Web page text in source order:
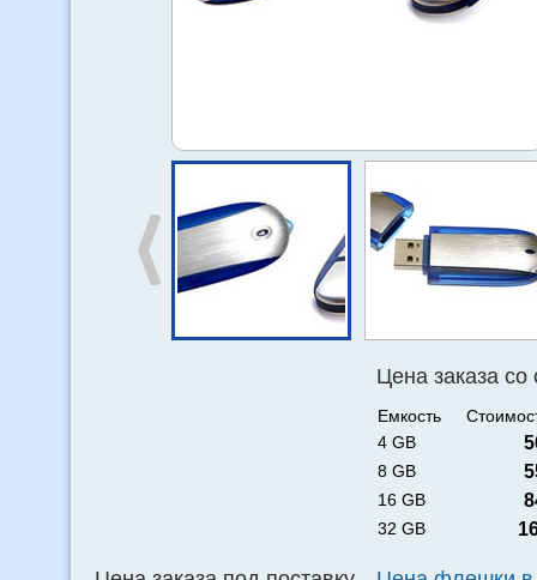
Цена заказа со
Емкость
4 GB
8 GB
16 GB
32 GB